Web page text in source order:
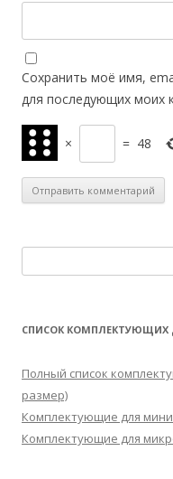
Сохранить моё имя,
для последующих моих
× = 48
а
СПИСОК КОМПЛЕКТУЮЩИХ
Полный список
размер)
Комплектующие для
Комплектующие для